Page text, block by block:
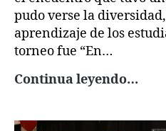
pudo verse la
aprendizaje de los
torneo fue “En…
Continua leyendo…